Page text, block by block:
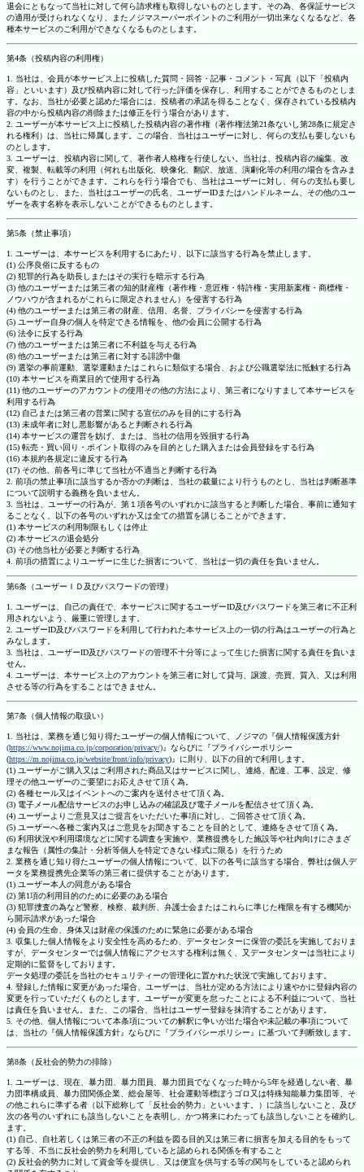
退会にともなって当社に対して何ら請求権も取得しないものとします。その為、各保証サービス
の適用が受けられなくなり、またノジマスーパーポイントのご利用が一切出来なくなるなど、各
種本サービスのご利用ができなくなるものとします。
第4条（投稿内容の利用権）
1. 当社は、会員が本サービス上に投稿した質問・回答・記事・コメント・写真（以下「投稿内
容」といいます）及び投稿内容に対して行った評価を保存し、利用することができるものとしま
す。なお、当社が必要と認めた場合には、投稿者の承諾を得ることなく、保存されている投稿内
容の中から投稿内容の削除または修正を行う場合があります。
2. ユーザーが本サービス上に投稿した投稿内容の著作権（著作権法第21条ないし第28条に規定さ
れる権利）は、当社に帰属します。この場合、当社はユーザーに対し、何らの支払も要しないも
のとします。
3. ユーザーは、投稿内容に関して、著作者人格権を行使しない。当社は、投稿内容の編集、改
変、複製、転載等の利用（何れも出版化、映像化、翻訳、放送、演劇化等の利用の場合を含みま
す）を行うことができます。これらを行う場合でも、当社はユーザーに対し、何らの支払も要し
ないものとし、また、当社はユーザーの氏名、ユーザーIDまたはハンドルネーム、その他のユー
ザーを表す名称を表示しないことができるものとします。
第5条（禁止事項）
1. ユーザーは、本サービスを利用するにあたり、以下に該当する行為を禁止します。
(1) 公序良俗に反するもの
(2) 犯罪的行為を助長しまたはその実行を暗示する行為
(3) 他のユーザーまたは第三者の知的財産権（著作権・意匠権・特許権・実用新案権・商標権・
ノウハウが含まれるがこれらに限定されません）を侵害する行為
(4) 他のユーザーまたは第三者の財産、信用、名誉、プライバシーを侵害する行為
(5) ユーザー自身の個人を特定できる情報を、他の会員に公開する行為
(6) 法令に反する行為
(7) 他のユーザーまたは第三者に不利益を与える行為
(8) 他のユーザーまたは第三者に対する誹謗中傷
(9) 選挙の事前運動、選挙運動またはこれらに類似する場合、および公職選挙法に抵触する行為
(10) 本サービスを商業目的で使用する行為
(11) 他のユーザーのアカウントの使用その他の方法により、第三者になりすまして本サービスを
利用する行為
(12) 自己または第三者の営業に関する宣伝のみを目的にする行為
(13) 未成年者に対し悪影響があると判断される行為
(14) 本サービスの運営を妨げ、または、当社の信用を毀損する行為
(15) 転売・買い回り・ポイント取得のみを目的とした購入または会員登録をする行為
(16) 本規約各規定に違反する行為
(17) その他、前各号に準じて当社が不適当と判断する行為
2. 前項の禁止事項に該当するか否かの判断は、当社の裁量により行うものとし、当社は判断基準
について説明する義務を負いません。
3. 当社は、ユーザーの行為が、第１項各号のいずれかに該当すると判断した場合、事前に通知す
ることなく、以下の各号のいずれか又は全ての措置を講じることができます。
(1) 本サービスの利用制限もしくは停止
(2) 本サービスの退会処分
(3) その他当社が必要と判断する行為
4. 前項の措置によりユーザーに生じた損害について、当社は一切の責任を負いません。
第6条（ユーザーＩＤ及びパスワードの管理）
1. ユーザーは、自己の責任で、本サービスに関するユーザーID及びパスワードを第三者に不正利
用されないよう、厳重に管理します。
2. ユーザーID及びパスワードを利用して行われた本サービス上の一切の行為はユーザーの行為と
みなします。
3. 当社は、ユーザーID及びパスワードの管理不十分等によって生じた損害に関する責任を負いま
せん。
4. ユーザーは、本サービス上のアカウントを第三者に対して貸与、譲渡、売買、質入、又は利用
させる等の行為をすることはできません。
第7条（個人情報の取扱い）
1. 当社は、業務を通じ知り得たユーザーの個人情報について、ノジマの『個人情報保護方針
(https://www.nojima.co.jp/corporation/privacy/)』ならびに『プライバシーポリシー
(https://m.nojima.co.jp/website/front/info/privacy)』に則り、以下の目的で利用します。
(1) ユーザーがご購入又はご利用された商品又はサービスに関し、連絡、配達、工事、設定、修
理その他ユーザーのご要望にお応えさせて頂く為。
(2) 各種セール又はイベントへのご案内を送付させて頂く為。
(3) 電子メール配信サービスのお申し込みの確認及び電子メールを配信させて頂く為。
(4) ユーザーよりご意見又はご提言をいただいた事項に対し、ご回答させて頂く為。
(5) ユーザーへ各種ご案内又はご意見をお聞きすることを目的として、連絡をさせて頂く為。
(6) 利用状況や利用環境などに関する調査を実施や、業務提携をした施設等や社内向けにさまざ
まな報告（属性の集計・分析等個人を特定できない様式に限る）を行うため
2. 業務を通じ知り得たユーザーの個人情報について、以下の各号に該当する場合、弊社は個人デ
ータを業務提携先企業等の第三者に提供することがあります。
(1) ユーザー本人の同意がある場合
(2) 第1項の利用目的のために必要のある場合
(3) 犯罪捜査の為など警察、検察、裁判所、弁護士会またはこれらに準じた権限を有する機関か
ら開示請求があった場合
(4) 会員の生命、身体又は財産の保護のために緊急に必要がある場合
3. 収集した個人情報をより安全性を高めるため、データセンターに保管の委託を実施しておりま
すが、データセンターでは個人情報にアクセスする権利は無く、又データセンターは当社により
定期的に監督をしております。
データ処理の委託を当社のセキュリティーの管理化に置かれた状況で実施しております。
4. 登録した情報に変更があった場合、ユーザーは、当社が定める方法により速やかに登録内容の
変更を行っていただくものとします。ユーザーが変更を怠ったことによる不利益について、当社
は責任を負いません。また、この場合、当社はユーザー登録を抹消することがあります。
5. その他、個人情報について本条項についての解釈に争いが出た場合や未記載の事項について
は、当社の『個人情報保護方針』ならびに『プライバシーポリシー』に基づいて判断致します。
第8条（反社会的勢力の排除）
1. ユーザーは、現在、暴力団、暴力団員、暴力団員でなくなった時から5年を経過しない者、暴
力団準構成員、暴力団関係企業、総会屋等、社会運動等標ぼうゴロ又は特殊知能暴力集団等、そ
の他これらに準ずる者（以下総称して「反社会的勢力」といいます。）に該当しないこと、及び
次の各号のいずれにも該当しないことを表明し、かつ将来にわたっても該当しないことを確約し
ます。
(1) 自己、自社若しくは第三者の不正の利益を図る目的又は第三者に損害を加える目的をもって
する等、不当に反社会的勢力を利用していると認められる関係を有すること
(2) 反社会的勢力に対して資金等を提供し、又は便宜を供与する等の関与をしていると認められ